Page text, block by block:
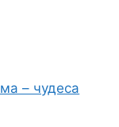
– чудеса